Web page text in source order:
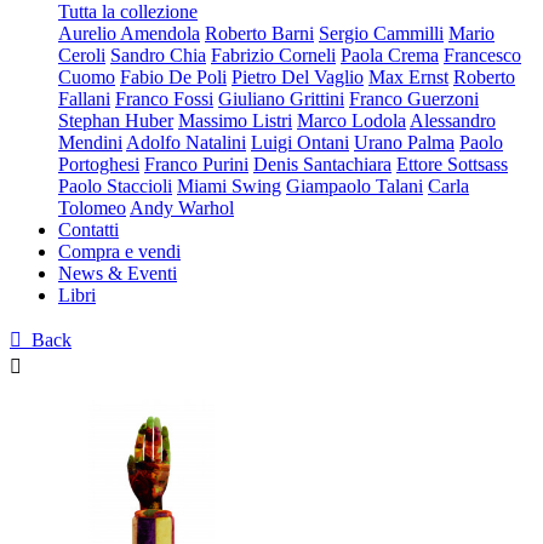
Tutta la collezione
Aurelio Amendola Roberto Barni Sergio Cammilli Mario
Ceroli Sandro Chia Fabrizio Corneli Paola Crema Francesco
Cuomo Fabio De Poli Pietro Del Vaglio Max Ernst Roberto
Fallani Franco Fossi Giuliano Grittini Franco Guerzoni
Stephan Huber Massimo Listri Marco Lodola Alessandro
Mendini Adolfo Natalini Luigi Ontani Urano Palma Paolo
Portoghesi Franco Purini Denis Santachiara Ettore Sottsass
Paolo Staccioli Miami Swing Giampaolo Talani Carla
Tolomeo Andy Warhol
Contatti
Compra e vendi
News & Eventi
Libri
 Back
